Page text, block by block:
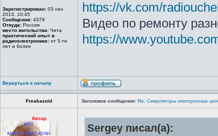
Зарегистрирован: 03 сен
2013, 10:45
Сообщения: 4379
Откуда: Россия
место жительства: Чита
практический опыт в
радиоэлектронике: от 5-ти
лет и более
https://vk.com/
Видео по ремонту
https://
Вернуться к началу
Freakazoid Заголовок сообщения: Re: Симуляторы электронных
Автор
Sergey писал(а):